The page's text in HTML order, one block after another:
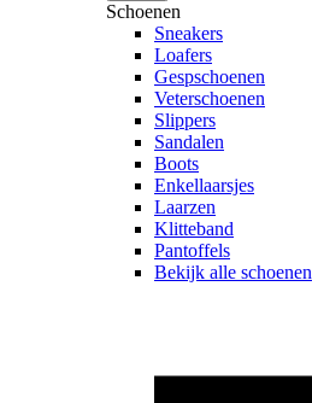
Schoenen
Sneakers
Loafers
Gespschoenen
Veterschoenen
Slippers
Sandalen
Boots
Enkellaarsjes
Laarzen
Klitteband
Pantoffels
Bekijk alle schoenen